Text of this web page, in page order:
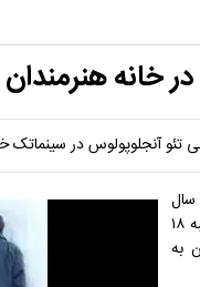
خانه هنرمندان
تئو آنجلوپولوس در سینماتک
۱۹۹۱ ساخته تئو آنجلوپولوس، ساعت ۱۸ دوشنبه ۱۸
به